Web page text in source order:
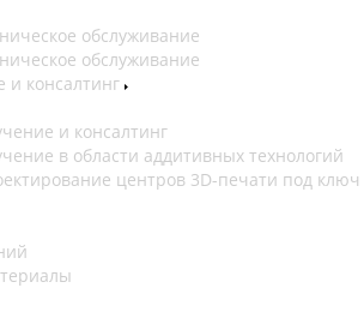
обслуживание
обслуживание
и консалтинг
и консалтинг
в области аддитивных технологий
центров 3D-печати под ключ